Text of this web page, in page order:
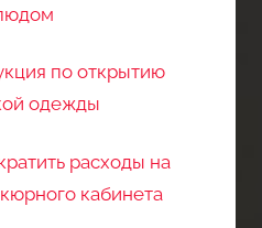
по открытию
одежды
расходы на
кабинета